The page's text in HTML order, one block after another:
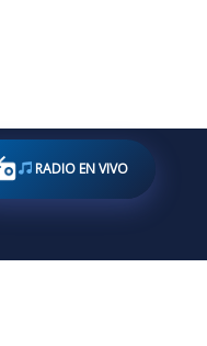
RADIO EN VIVO